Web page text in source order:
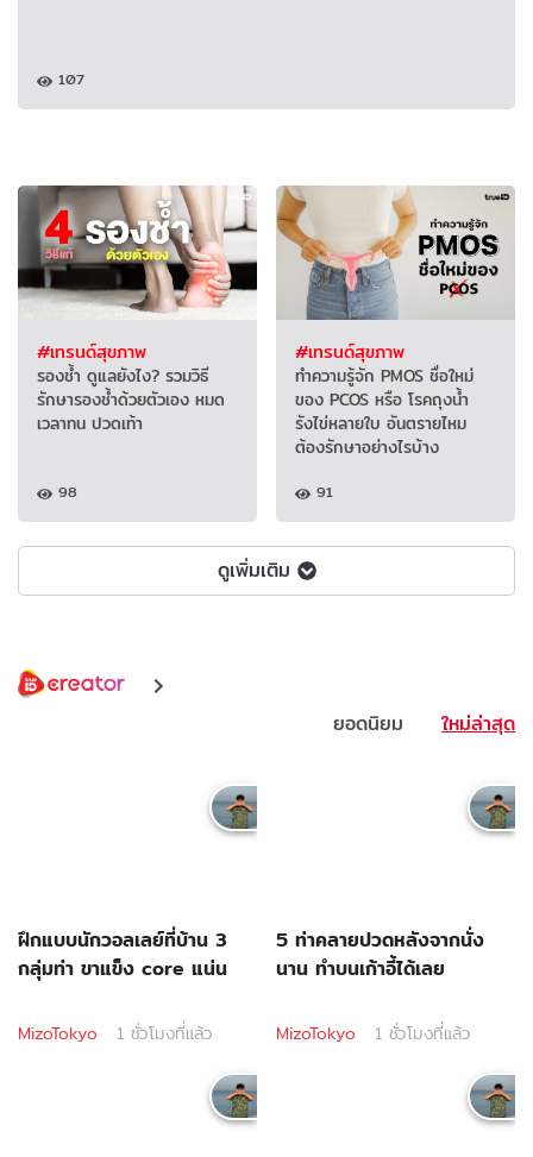
107
#เทรนด์สุขภาพ
รองช้ำ ดูแลยังไง? รวมวิธี
รักษารองช้ำด้วยตัวเอง หมด
เวลาทน ปวดเท้า
98
#เทรนด์สุขภาพ
ทำความรู้จัก PMOS ชื่อใหม่
ของ PCOS หรือ โรคถุงน้ำ
รังไข่หลายใบ อันตรายไหม
ต้องรักษาอย่างไรบ้าง
91
ดูเพิ่มเติม
ใหม่ล่าสุด
ยอดนิยม
ฝึกแบบนักวอลเลย์ที่บ้าน 3
กลุ่มท่า ขาแข็ง core แน่น
MizoTokyo 1 ชั่วโมงที่แล้ว
5 ท่าคลายปวดหลังจากนั่ง
นาน ทำบนเก้าอี้ได้เลย
MizoTokyo 1 ชั่วโมงที่แล้ว